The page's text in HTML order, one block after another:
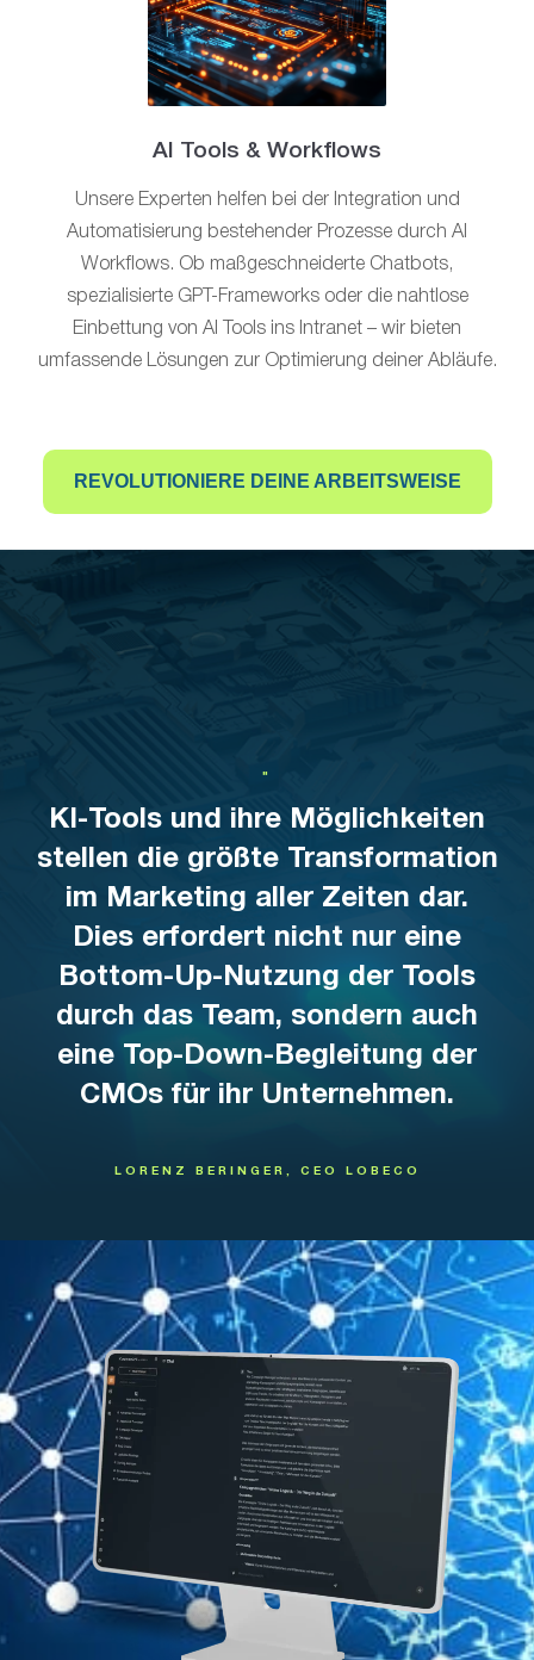
AI Tools & Workflows
Unsere Experten helfen bei der Integration und
Automatisierung bestehender Prozesse durch AI
Workflows. Ob maßgeschneiderte Chatbots,
spezialisierte GPT-Frameworks oder die nahtlose
Einbettung von AI Tools ins Intranet – wir bieten
umfassende Lösungen zur Optimierung deiner Abläufe.
REVOLUTIONIERE DEINE ARBEITSWEISE
"
KI-Tools und ihre Möglichkeiten
stellen die größte Transformation
im Marketing aller Zeiten dar.
Dies erfordert nicht nur eine
Bottom-Up-Nutzung der Tools
durch das Team, sondern auch
eine Top-Down-Begleitung der
CMOs für ihr Unternehmen.
LORENZ BERINGER, CEO LOBECO